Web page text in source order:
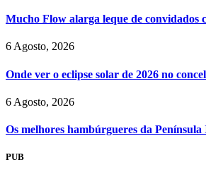
Mucho Flow alarga leque de convidados
6 Agosto, 2026
Onde ver o eclipse solar de 2026 no
6 Agosto, 2026
Os melhores hambúrgueres da
PUB